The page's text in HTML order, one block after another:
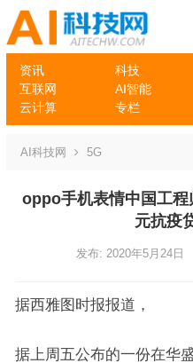
资讯 科技
互联网
AI智能
云计算
专栏
AI科技网 5G
oppo手机表情中国工
元抗疫
发布: 2020年5月24日
据西雅图时报报道，
据上周五公布的一份在华